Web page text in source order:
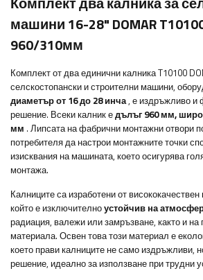
машини 16-28" DOMAR
960/310мм
Комплект от два единични калника T10100
селскостопански и строителни машини,
диаметър от 16 до 28 инча, е издръжливо и
решение. Всеки калник едълъг 960 мм,
мм . Липсата на фабрични монтажни отвори
потребителя да настрои монтажните точки
изисквания на машината, което осигурява
монтажа.
Калниците са изработени от висококачествен
който е изключителноустойчив на
радиация, валежи или замръзване, както и на
материала. Освен това този материал е
което прави калниците не само издръжливи,
решение, идеално за използване при трудни